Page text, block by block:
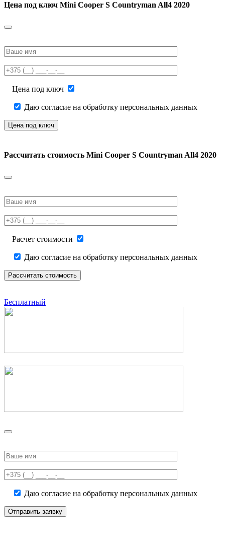
Цена под ключ Mini Cooper S Countryman All4 2020
leave
field
empty.
Цена под ключ
Даю согласие на обработку персональных данных
Рассчитать стоимость Mini Cooper S Countryman All4 2020
leave
field
empty.
Расчет стоимости
Даю согласие на обработку персональных данных
Бесплатный
leave
field
empty.
Даю согласие на обработку персональных данных